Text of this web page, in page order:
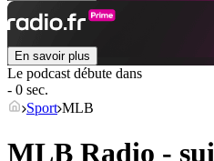
En savoir plus
Le podcast débute dans
- 0 sec.
Sport MLB
MLB Radio -